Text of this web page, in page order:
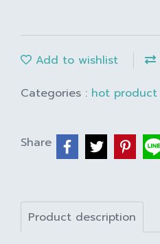
Add to wishlist
Categories : hot product
Share
Product description